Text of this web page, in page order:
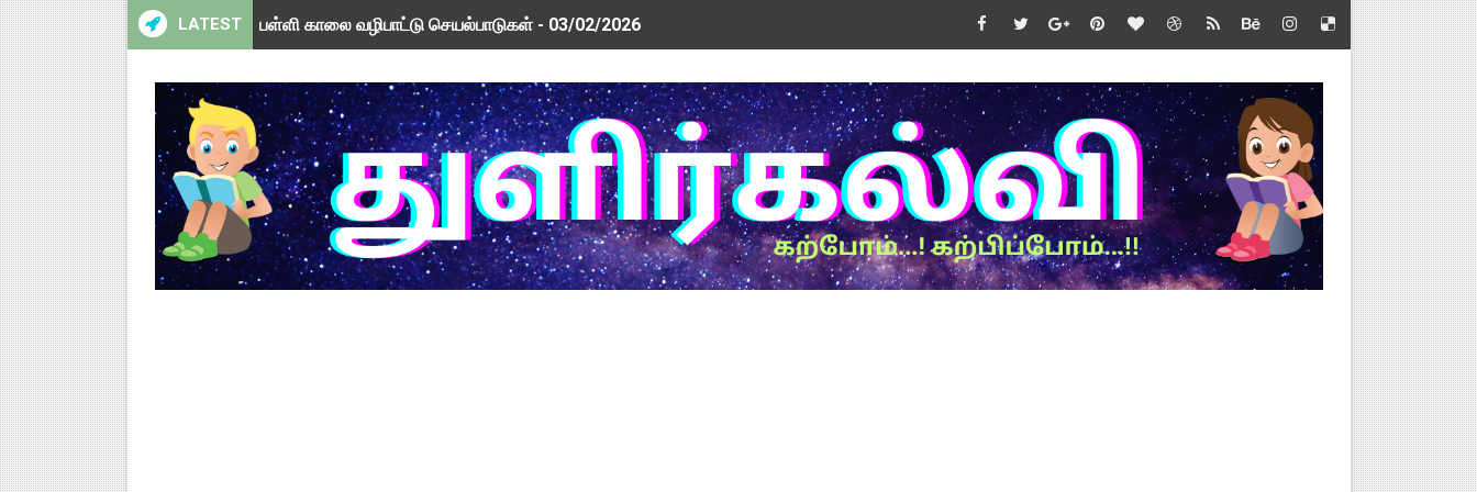
LATEST பள்ளி காலை வழிபாட்டு செயல்பாடுகள் - 03/02/2026
TAPS - உறுதியளிக்கப்பட்ட ஓய்வூதியம் குறித்து 2 வாரத்தில் அரசாணை: ஐகோர்ட் கிளையில் அரசு தகவல்
ஆசிரியர் தகுதித் தேர்வு விவகாரம் மத்திய அமைச்சரிடம் முறையீடு
பள்ளி காலை வழிபாட்டு செயல்பாடுகள் - 09/01/2026
TNSED Schools Mobile App New Updated Version! Update Now!